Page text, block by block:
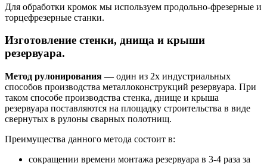
Для обработки кромок мы используем продольно-фрезерные и
торцефрезерные станки.
Изготовление стенки, днища и крыши
резервуара.
Метод рулонирования — один из 2х индустриальных
способов производства металлоконструкций резервуара. При
таком способе производства стенка, днище и крыша
резервуара поставляются на площадку строительства в виде
свернутых в рулоны сварных полотнищ.
Преимущества данного метода состоит в:
сокращении времени монтажа резервуара в 3-4 раза за